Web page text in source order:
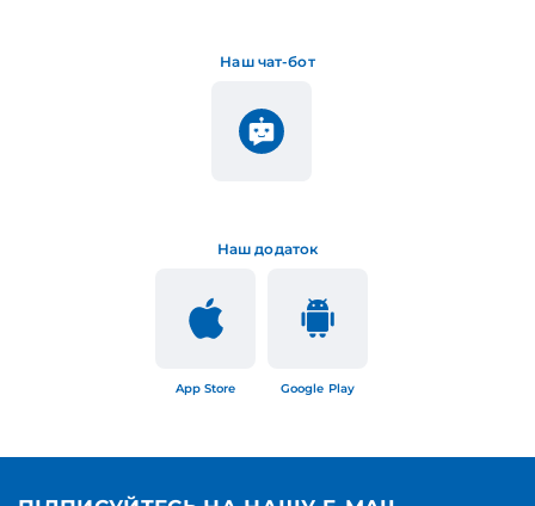
Наш додаток
App Store Google Play
Наш чат-бот